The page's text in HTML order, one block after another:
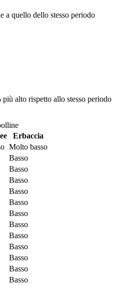
a quello dello stesso periodo
alto rispetto allo stesso periodo
Erbaccia
Molto basso
Basso
Basso
Basso
Basso
Basso
Basso
Basso
Basso
Basso
Basso
Basso
Basso